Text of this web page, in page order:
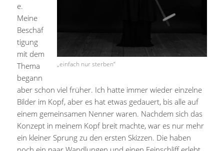
„einfach nur sterben“
e.
Meine
Beschäf
tigung
mit dem
Thema
begann
aber schon viel früher. Ich hatte immer wieder einzelne
Bilder im Kopf, aber es hat etwas gedauert, bis alle auf
einem gemeinsamen Nenner waren. Nachdem sich das
Konzept in meinem Kopf breit machte, war es nur mehr
ein kleiner Sprung zu den ersten Skizzen. Die haben